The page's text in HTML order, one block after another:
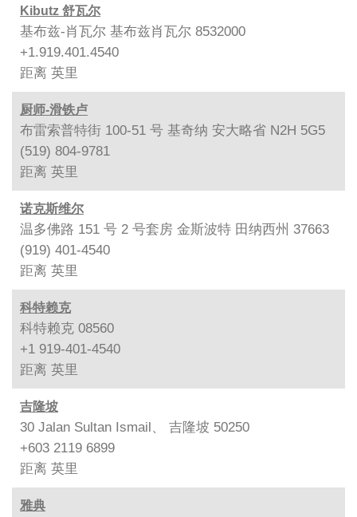
Kibutz 舒瓦尔
基布兹-肖瓦尔 基布兹肖瓦尔 8532000
+1.919.401.4540
距离 英里
厨师-滑铁卢
布雷索普特街 100-51 号 基奇纳 安大略省 N2H 5G5
(519) 804-9781
距离 英里
诺克斯维尔
温多佛路 151 号 2 号套房 金斯波特 田纳西州 37663
(919) 401-4540
距离 英里
科特赖克
科特赖克 08560
+1 919-401-4540
距离 英里
吉隆坡
30 Jalan Sultan Ismail、 吉隆坡 50250
+603 2119 6899
距离 英里
雅典